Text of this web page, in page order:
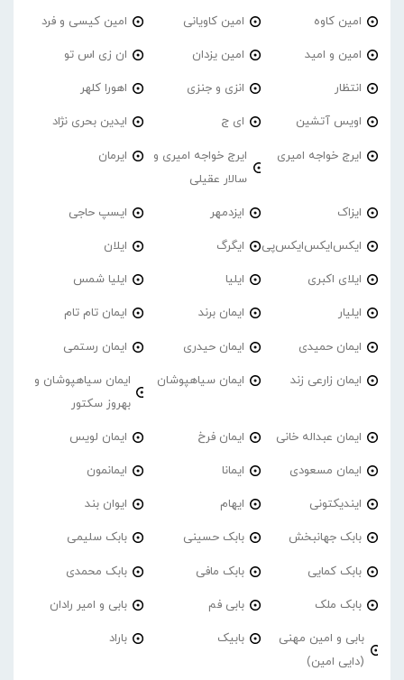
امین کاوه امین کاویانی امین کیسی و فرد
امین و امید امین یزدان ان زی اس تو
انتظار انزی و جنزی اهورا کلهر
اویس آتشین ای ج ایدین بحری نژاد
ایرج خواجه امیری
ایرج خواجه امیری و
سالار عقیلی
ایرمان
ایزاک ایزدمهر ایسپ حاجی
ایکس‌ایکس‌ایکس‌پی ایگرگ ایلان
ایلای اکبری ایلیا ایلیا شمس
ایلیار ایمان برند ایمان تام تام
ایمان حمیدی ایمان حیدری ایمان رستمی
ایمان زارعی زند ایمان سیاهپوشان
ایمان سیاهپوشان و
بهروز سکتور
ایمان عبداله خانی ایمان فرخ ایمان لویس
ایمان مسعودی ایمانا ایمانمون
ایندیکتونی ایهام ایوان بند
بابک جهانبخش بابک حسینی بابک سلیمی
بابک کمایی بابک مافی بابک محمدی
بابک ملک بابی فم بابی و امیر رادان
بابی و امین مهنی
(دایی امین)
بابیک باراد